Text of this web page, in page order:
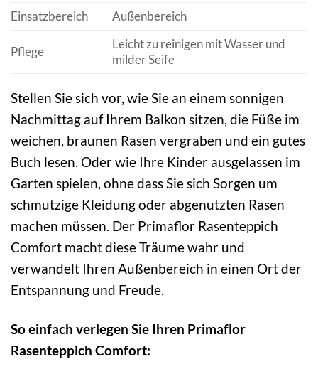
Einsatzbereich
Außenbereich
Pflege
Leicht zu reinigen mit Wasser und
milder Seife
Stellen Sie sich vor, wie Sie an einem sonnigen
Nachmittag auf Ihrem Balkon sitzen, die Füße im
weichen, braunen Rasen vergraben und ein gutes
Buch lesen. Oder wie Ihre Kinder ausgelassen im
Garten spielen, ohne dass Sie sich Sorgen um
schmutzige Kleidung oder abgenutzten Rasen
machen müssen. Der Primaflor Rasenteppich
Comfort macht diese Träume wahr und
verwandelt Ihren Außenbereich in einen Ort der
Entspannung und Freude.
So einfach verlegen Sie Ihren Primaflor
Rasenteppich Comfort: